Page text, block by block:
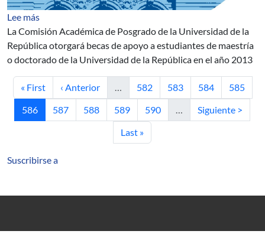
Lee mássobre Becas de Apoyo a Posgrados
La Comisión Académica de Posgrado de la Universidad de la
República otorgará becas de apoyo a estudiantes de maestría
o doctorado de la Universidad de la República en el año 2013
Primera página
« First Página anterior
‹ Anterior … Página
582 Página
583 Página
584 Página
585
Página actual
586 Página
587 Página
588 Página
589 Página
590 … Siguiente página
Siguiente >
Última página
Last »
Suscribirse a